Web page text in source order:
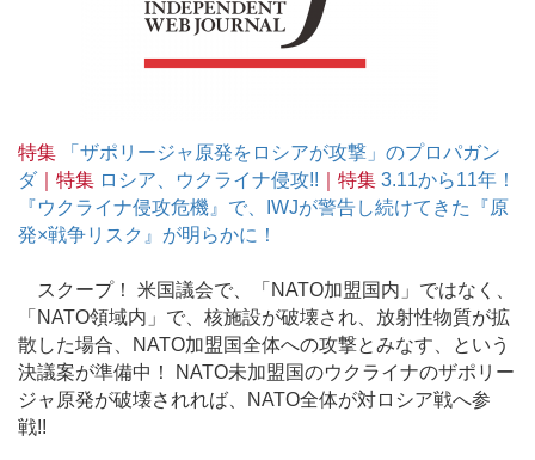
特集
「ザポリージャ原発をロシアが攻撃」のプロパガン
ダ｜特集 ロシア、ウクライナ侵攻!! ｜特集 3.11から11年！
『ウクライナ侵攻危機』で、IWJが警告し続けてきた『原
発×戦争リスク』が明らかに！
スクープ！ 米国議会で、「NATO加盟国内」ではなく、
「NATO領域内」で、核施設が破壊され、放射性物質が拡
散した場合、NATO加盟国全体への攻撃とみなす、という
決議案が準備中！ NATO未加盟国のウクライナのザポリー
ジャ原発が破壊されれば、NATO全体が対ロシア戦へ参
戦!!